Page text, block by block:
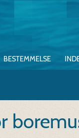
BESTEMMELSE